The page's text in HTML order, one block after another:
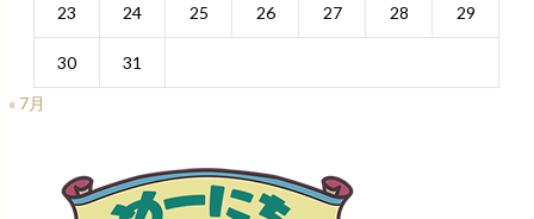
23 24 25 26 27 28 29
30
31
« 7月